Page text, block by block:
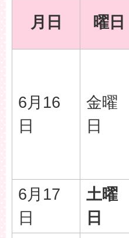
月日 曜日
6月16
日
金曜
日
6月17
日
土曜
日